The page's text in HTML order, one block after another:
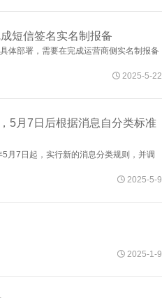
短信签名实名制报备
体部署，需要在完成运营商侧实名制报备
2025-5-22
5月7日后根据消息自分类标准
月7日起，实行新的消息分类规则，并调
2025-5-9
2025-1-9